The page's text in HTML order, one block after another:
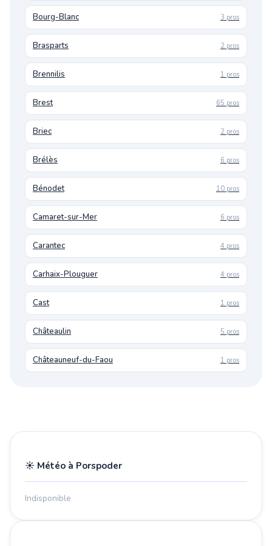
Bourg-Blanc 3 pros
Brasparts 2 pros
Brennilis 1 pros
Brest 65 pros
Briec 2 pros
Brélès 6 pros
Bénodet 10 pros
Camaret-sur-Mer 6 pros
Carantec 4 pros
Carhaix-Plouguer 4 pros
Cast 1 pros
Châteaulin 5 pros
Châteauneuf-du-Faou 1 pros
☀️ Météo à Porspoder
Indisponible